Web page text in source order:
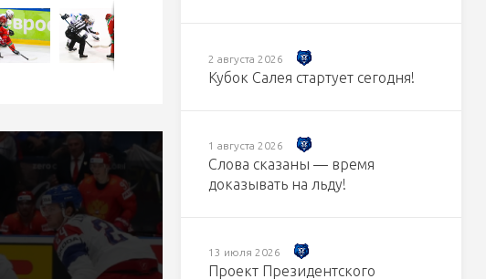
2 августа 2026
Кубок Салея стартует сегодня!
1 августа 2026
Слова сказаны — время
доказывать на льду!
13 июля 2026
Проект Президентского